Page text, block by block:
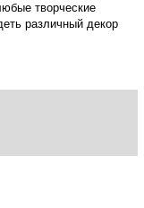
творческие
различный декор